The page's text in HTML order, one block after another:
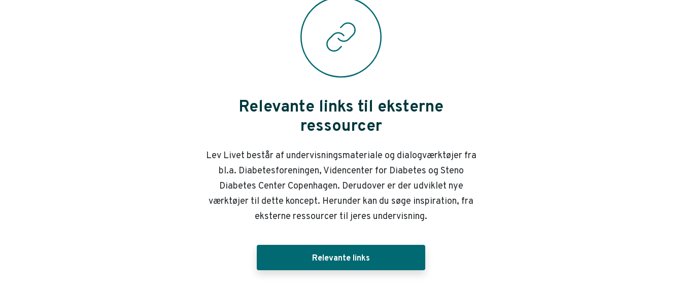
Relevante links til eksterne
ressourcer
Lev Livet består af undervisningsmateriale og dialogværktøjer fra
bl.a. Diabetesforeningen, Videncenter for Diabetes og Steno
Diabetes Center Copenhagen. Derudover er der udviklet nye
værktøjer til dette koncept. Herunder kan du søge inspiration, fra
eksterne ressourcer til jeres undervisning.
Relevante links